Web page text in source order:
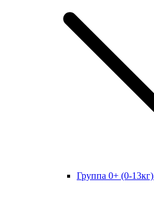
Группа 0+ (0-13кг)